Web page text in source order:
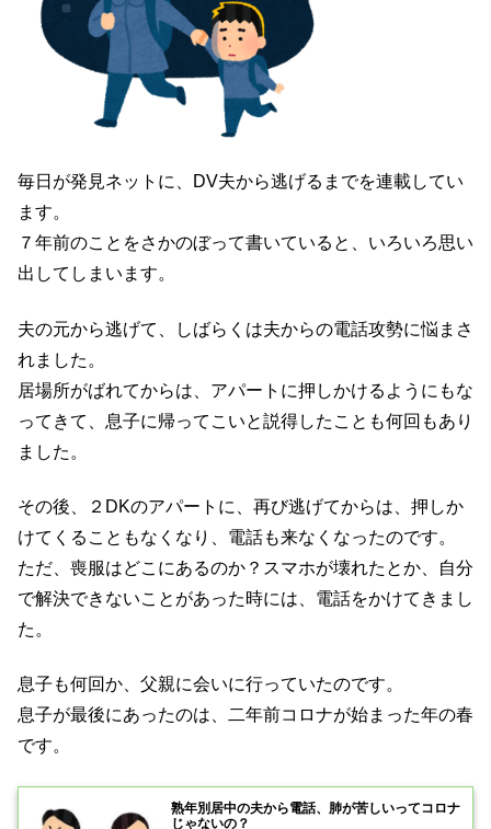
毎日が発見ネットに、DV夫から逃げるまでを連載してい
ます。
７年前のことをさかのぼって書いていると、いろいろ思い
出してしまいます。
夫の元から逃げて、しばらくは夫からの電話攻勢に悩まさ
れました。
居場所がばれてからは、アパートに押しかけるようにもな
ってきて、息子に帰ってこいと説得したことも何回もあり
ました。
その後、２DKのアパートに、再び逃げてからは、押しか
けてくることもなくなり、電話も来なくなったのです。
ただ、喪服はどこにあるのか？スマホが壊れたとか、自分
で解決できないことがあった時には、電話をかけてきまし
た。
息子も何回か、父親に会いに行っていたのです。
息子が最後にあったのは、二年前コロナが始まった年の春
です。
熟年別居中の夫から電話、肺が苦しいってコロナ
じゃないの？